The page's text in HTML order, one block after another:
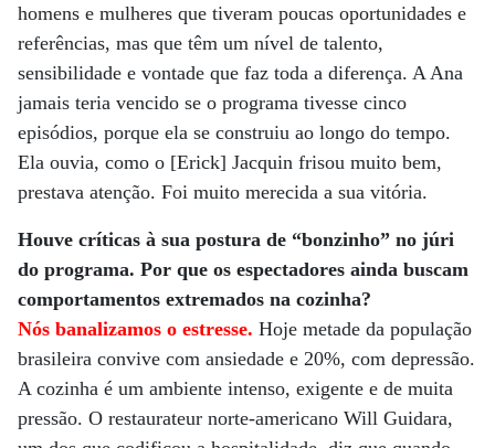
homens e mulheres que tiveram poucas oportunidades e
referências, mas que têm um nível de talento,
sensibilidade e vontade que faz toda a diferença. A Ana
jamais teria vencido se o programa tivesse cinco
episódios, porque ela se construiu ao longo do tempo.
Ela ouvia, como o [Erick] Jacquin frisou muito bem,
prestava atenção. Foi muito merecida a sua vitória.
Houve críticas à sua postura de “bonzinho” no júri
do programa. Por que os espectadores ainda buscam
comportamentos extremados na cozinha?
Nós banalizamos o estresse. Hoje metade da população
brasileira convive com ansiedade e 20%, com depressão.
A cozinha é um ambiente intenso, exigente e de muita
pressão. O restaurateur norte-americano Will Guidara,